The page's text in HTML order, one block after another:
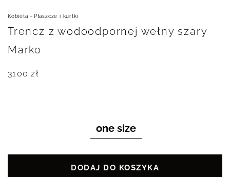
Kobieta - Płaszcze i kurtki
Trencz z wodoodpornej wełny szary
Marko
3100zł
one size
DODAJ DO KOSZYKA